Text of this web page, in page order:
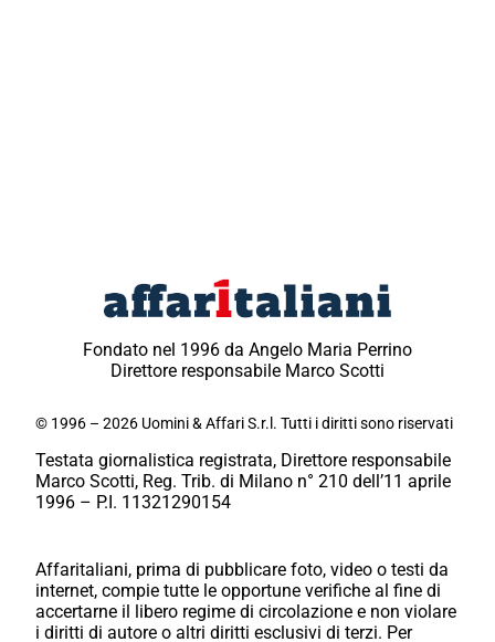
Fondato nel 1996 da Angelo Maria Perrino
Direttore responsabile Marco Scotti
© 1996 – 2026 Uomini & Affari S.r.l. Tutti i diritti sono riservati
Testata giornalistica registrata, Direttore responsabile
Marco Scotti, Reg. Trib. di Milano n° 210 dell’11 aprile
1996 – P.I. 11321290154
Affaritaliani, prima di pubblicare foto, video o testi da
internet, compie tutte le opportune verifiche al fine di
accertarne il libero regime di circolazione e non violare
i diritti di autore o altri diritti esclusivi di terzi. Per